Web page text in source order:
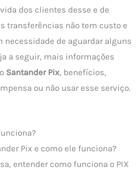
dos clientes desse e de
transferências não tem custo e
necessidade de aguardar alguns
a seguir, mais informações
Santander Pix, benefícios,
ou não usar esse serviço.
Pix e como ele funciona?
entender como funciona o PIX